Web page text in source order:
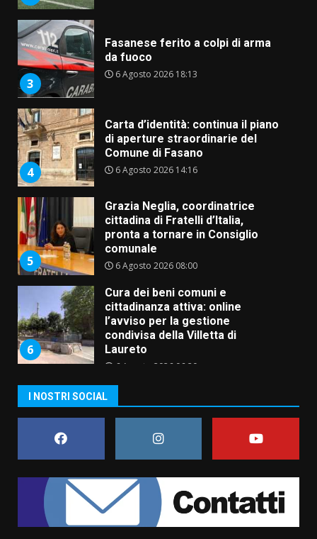
3
4
Carta d’identità: continua il piano
6 Agosto 2026 14:16
5
Grazia Neglia, coordinatrice
cittadina di Fratelli d’Italia,
6 Agosto 2026 08:00
Cura dei beni comuni e
cittadinanza attiva: online
l’avviso per la gestione
Laureto
6 Agosto 2026 06:20
7
La magia del Minareto e la prima
assoluta de “L’Albergo
Belvedere. Il rapimento”
6 Agosto 2026 06:15
1
“I Contestatori: Musica di
Rivoluzione”: nuovo
Banda”
7 Agosto 2026 06:05
US Fasano, Scianaro: “Profonda
amarezza per esclusione dal
I NOSTRI SOCIAL